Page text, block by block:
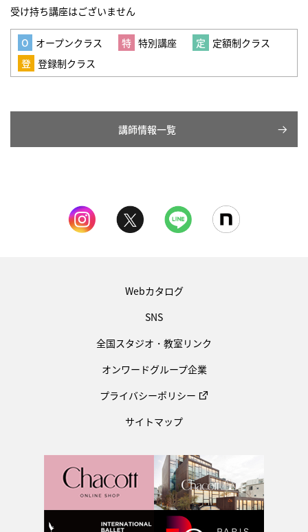
受け持ち講座はございません
オープンクラス 特別講座
定額制クラス
登録制クラス
講師情報一覧
Webカタログ
SNS
全国スタジオ・教室リンク
オンワードグループ企業
プライバシーポリシー
サイトマップ